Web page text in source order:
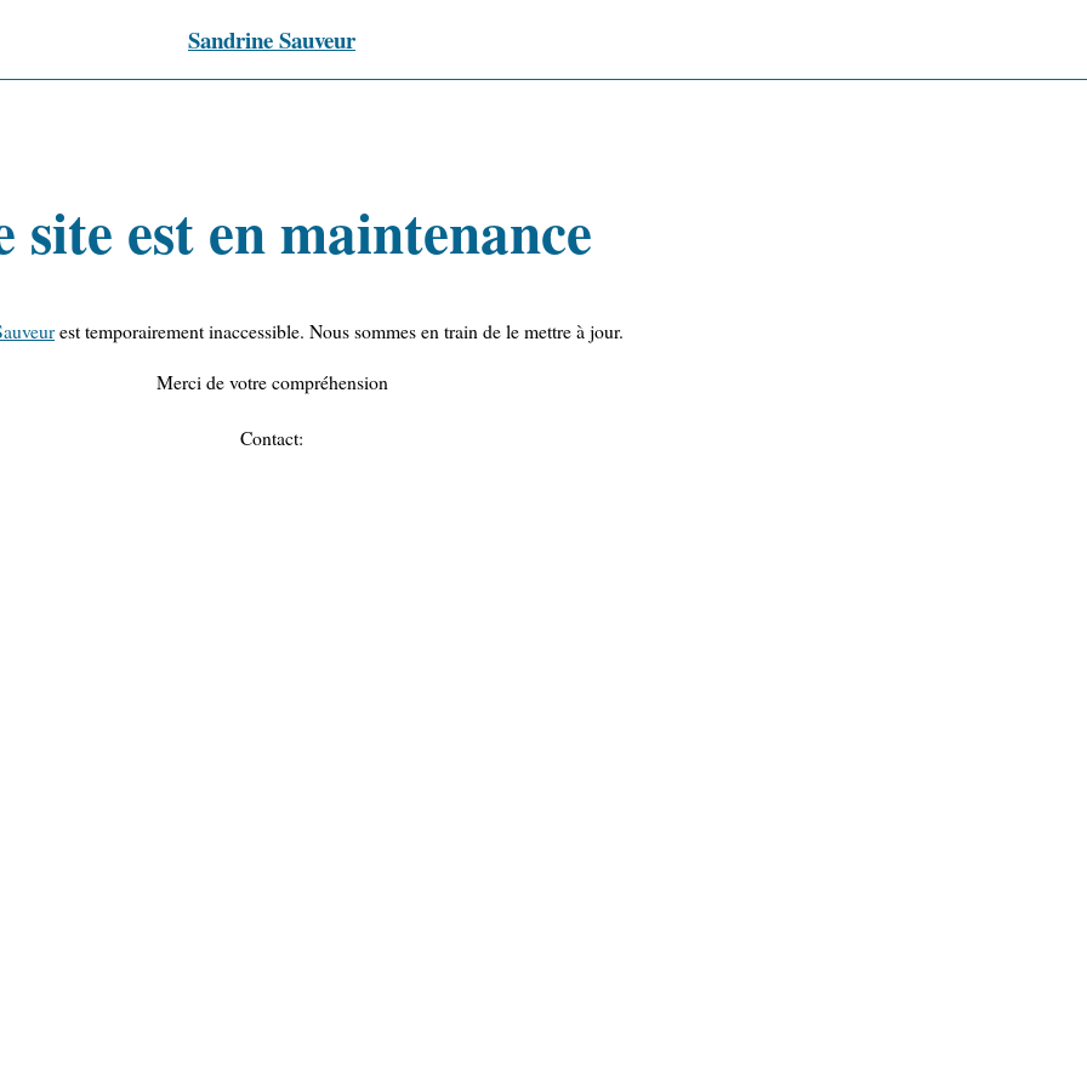
Sandrine Sauveur
site est en maintenance
est temporairement inaccessible. Nous sommes en train de le mettre à jour.
Merci de votre compréhension
Contact: